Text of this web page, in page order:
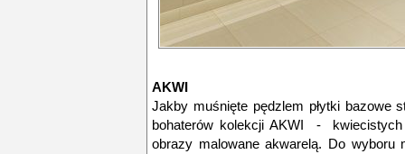
AKWI
Jakby muśnięte pędzlem płytki bazowe
bohaterów kolekcji AKWI -
obrazy malowane akwarelą. Do